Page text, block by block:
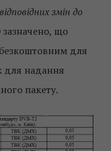
змін до
зазначено, що
для
для надання
пакету.